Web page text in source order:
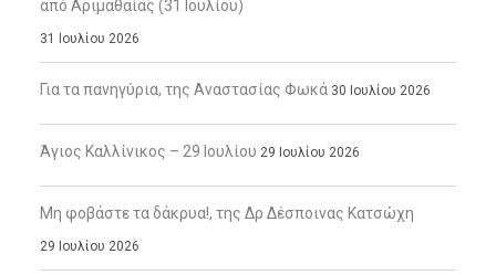
από Αριμαθαίας (31 Ιουλίου)
31 Ιουλίου 2026
Για τα πανηγύρια, της Αναστασίας Φωκά 30 Ιουλίου 2026
Άγιος Καλλίνικος – 29 Ιουλίου 29 Ιουλίου 2026
Μη φοβάστε τα δάκρυα!, της Δρ Δέσποινας Κατσώχη
29 Ιουλίου 2026